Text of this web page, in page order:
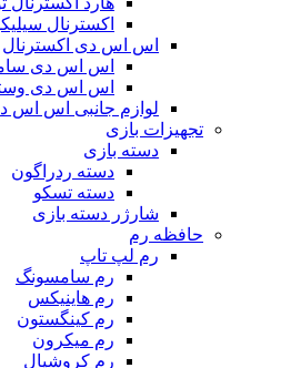
اکسترنال
اس اس دی اکسترنال
اس اس دی
اس اس دی
لوازم جانبی اس اس
تجهیزات بازی
دسته بازی
دسته ردراگون
دسته تسکو
شارژر دسته بازی
حافظه رم
رم لپ تاپ
رم سامسونگ
رم هاینیکس
رم کینگستون
رم میکرون
رم کروشیال